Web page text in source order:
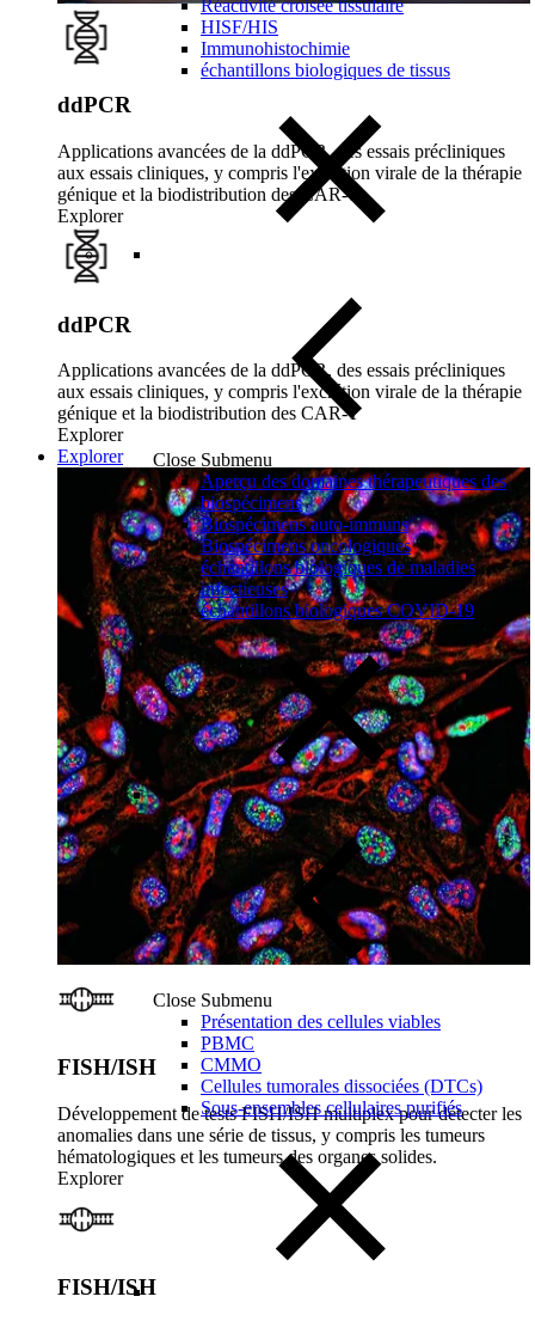
Réactivité croisée tissulaire
HISF/HIS
Immunohistochimie
échantillons biologiques de tissus
Close Submenu
Aperçu des domaines thérapeutiques des
biospécimens
Biospécimens auto-immuns
Biospécimens oncologiques
échantillons biologiques de maladies
infectieuses
échantillons biologiques COVID-19
Close Submenu
Présentation des cellules viables
PBMC
CMMO
Cellules tumorales dissociées (DTCs)
Sous-ensembles cellulaires purifiés
ddPCR
Applications avancées de la ddPCR, des essais précliniques
aux essais cliniques, y compris l'excrétion virale de la thérapie
génique et la biodistribution des CAR-T
Explorer
ddPCR
Applications avancées de la ddPCR, des essais précliniques
aux essais cliniques, y compris l'excrétion virale de la thérapie
génique et la biodistribution des CAR-T
Explorer
Explorer
FISH/ISH
Développement de tests FISH/ISH multiplex pour détecter les
anomalies dans une série de tissus, y compris les tumeurs
hématologiques et les tumeurs des organes solides.
Explorer
FISH/ISH